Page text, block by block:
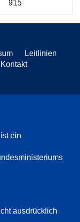
915
Leitlinien
Kontakt
ein
ausdrücklich